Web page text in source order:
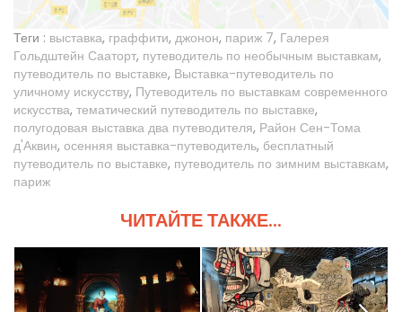
Теги : выставка, граффити, джонон, париж 7, Галерея
Гольдштейн Сааторт, путеводитель по необычным выставкам,
путеводитель по выставке, Выставка-путеводитель по
уличному искусству, Путеводитель по выставкам современного
искусства, тематический путеводитель по выставке,
полугодовая выставка два путеводителя, Район Сен-Тома
д'Аквин, осенняя выставка-путеводитель, бесплатный
путеводитель по выставке, путеводитель по зимним выставкам,
париж
ЧИТАЙТЕ ТАКЖЕ...